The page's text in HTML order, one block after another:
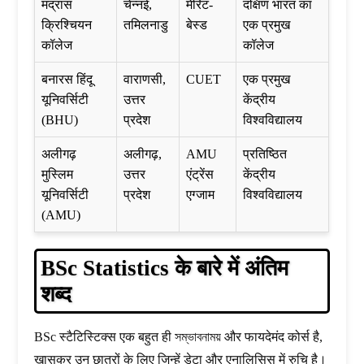
मद्रास
क्रिश्चियन
कॉलेज
चेन्नई,
तमिलनाडु
मेरिट-
बेस्ड
दक्षिण भारत का
एक प्रमुख
कॉलेज
बनारस हिंदू
यूनिवर्सिटी
(BHU)
वाराणसी,
उत्तर
प्रदेश
CUET
एक प्रमुख
केंद्रीय
विश्वविद्यालय
अलीगढ़
मुस्लिम
यूनिवर्सिटी
(AMU)
अलीगढ़,
उत्तर
प्रदेश
AMU
एंट्रेंस
एग्जाम
प्रतिष्ठित
केंद्रीय
विश्वविद्यालय
BSc Statistics के बारे में अंतिम
शब्द
BSc स्टैटिस्टिक्स एक बहुत ही সম্ভাবনাময় और फायदेमंद कोर्स है,
खासकर उन छात्रों के लिए जिन्हें डेटा और एनालिसिस में रुचि है।